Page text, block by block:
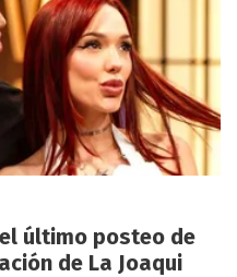
último posteo de
de La Joaqui